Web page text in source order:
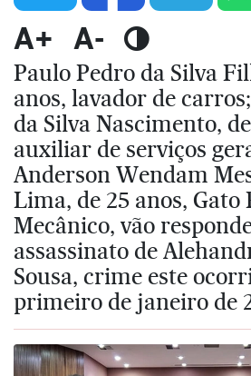
A+ A-
Paulo Pedro da Silva
anos, lavador de
da Silva Nascimento,
auxiliar de serviços
Anderson Wendam
Lima, de 25 anos, Gato
Mecânico, vão
assassinato de
Sousa, crime este
primeiro de janeiro de